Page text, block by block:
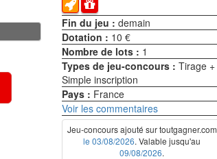
Fin du jeu :demain
Dotation : 10 €
Nombre de lots : 1
Types de jeu-concours :Tirage +
Simple inscription
Pays : France
Voir les commentaires
Jeu-concours ajouté sur toutgagner.com
le 03/08/2026. Valable jusqu'au
09/08/2026.